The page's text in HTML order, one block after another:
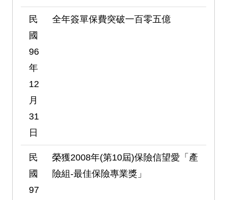
民
國
96
年
12
月
31
日
全年簽單保費突破一百零五億
民
國
97
榮獲2008年(第10屆)保險信望愛「產
險組-最佳保險專業獎」